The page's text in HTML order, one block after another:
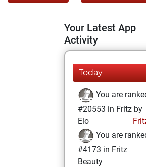
Your Latest App
Activity
Today
You are
#20553 in Fritz by
Elo
You are
#4173 in Fritz
Beauty